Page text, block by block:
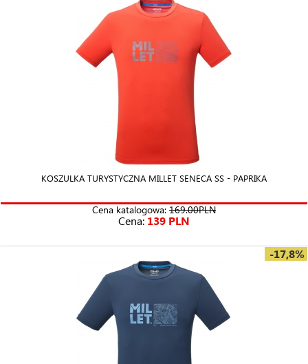
KOSZULKA TURYSTYCZNA MILLET SENECA SS - PAPRIKA
Cena katalogowa: 169.00PLN
Cena: 139 PLN
-17,8%